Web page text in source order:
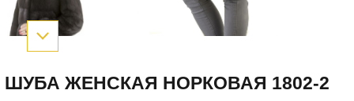
ШУБА ЖЕНСКАЯ НОРКОВАЯ 1802-2